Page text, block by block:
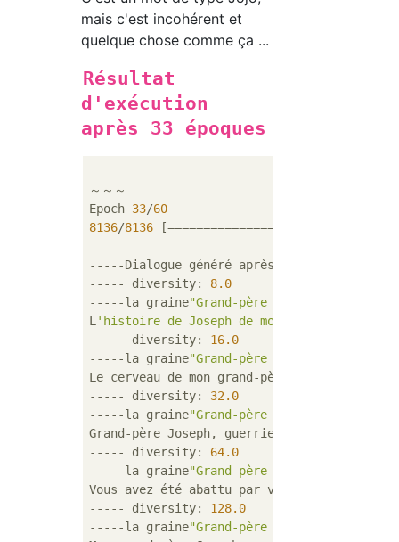
mais c'est incohérent et
quelque chose comme ça ...
Résultat
d'exécution
après 33 époques
～～～
Epoch 33/60
8136/8136
-----Dialogue généré après
----- diversity: 8.0
-----la graine"Grand-père Joseph"
L 'histoire de Joseph de mon grand-père,
----- diversity: 16.0
-----la graine"Grand-père Joseph"
Le cerveau de mon grand-père Joseph a
----- diversity: 32.0
-----la graine"Grand-père Joseph"
Grand-père Joseph, guerrier aaaaaaa--.. de!
----- diversity: 64.0
-----la graine"Grand-père Joseph"
Vous avez été abattu par votre grand-père
----- diversity: 128.0
-----la graine"Grand-père Joseph"